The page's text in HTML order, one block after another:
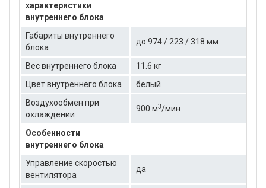
характеристики
внутреннего блока
Габариты внутреннего
блока
до 974 / 223 / 318 мм
Вес внутреннего блока
11.6 кг
Цвет внутреннего блока
белый
Воздухообмен при
охлаждении
900 м3/мин
Особенности
внутреннего блока
Управление скоростью
вентилятора
да